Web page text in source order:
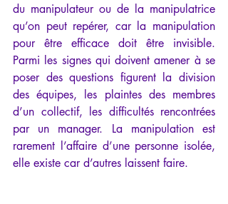
du manipulateur ou de la manipulatrice
qu’on peut repérer, car la manipulation
pour être efficace doit être invisible.
Parmi les signes qui doivent amener à se
poser des questions figurent la division
des équipes, les plaintes des membres
d’un collectif, les difficultés rencontrées
par un manager. La manipulation est
rarement l’affaire d’une personne isolée,
elle existe car d’autres laissent faire.